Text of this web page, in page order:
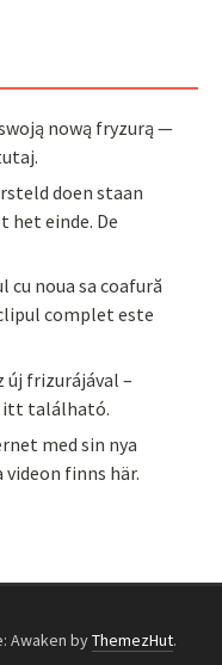
nową fryzurą —
doen staan
het einde. De
noua sa coafură
complet este
új frizurájával –
itt található.
med sin nya
finns här.
Awaken byThemezHut.